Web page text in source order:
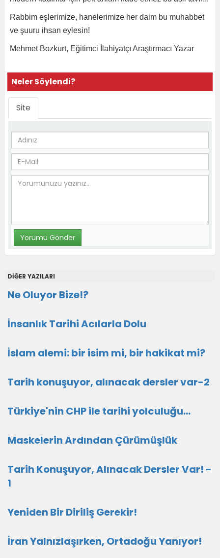
Rabbim eşlerimize, hanelerimize her daim bu muhabbet
ve şuuru ihsan eylesin!
Mehmet Bozkurt, Eğitimci İlahiyatçı Araştırmacı Yazar
Neler Söylendi?
Site
DİĞER YAZILARI
Ne Oluyor Bize!?
İnsanlık Tarihi Acılarla Dolu
İslam alemi: bir isim mi, bir hakikat mi?
Tarih konuşuyor, alınacak dersler var-2
Türkiye'nin CHP ile tarihi yolculuğu...
Maskelerin Ardından Çürümüşlük
Tarih Konuşuyor, Alınacak Dersler Var! -
1
Yeniden Bir Diriliş Gerekir!
İran Yalnızlaşırken, Ortadoğu Yanıyor!